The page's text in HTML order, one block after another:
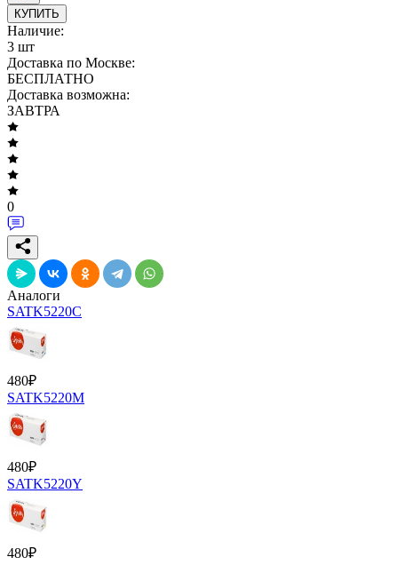
КУПИТЬ
Наличие:
3 шт
Доставка по Москве:
БЕСПЛАТНО
Доставка возможна:
ЗАВТРА
0
Аналоги
SATK5220C
480₽
SATK5220M
480₽
SATK5220Y
480₽